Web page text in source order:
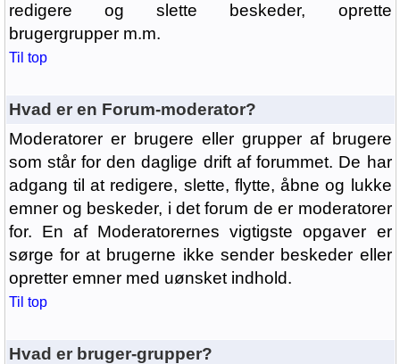
redigere og slette beskeder, oprette
brugergrupper m.m.
Til top
Hvad er en Forum-moderator?
Moderatorer er brugere eller grupper af brugere
som står for den daglige drift af forummet. De har
adgang til at redigere, slette, flytte, åbne og lukke
emner og beskeder, i det forum de er moderatorer
for. En af Moderatorernes vigtigste opgaver er
sørge for at brugerne ikke sender beskeder eller
opretter emner med uønsket indhold.
Til top
Hvad er bruger-grupper?